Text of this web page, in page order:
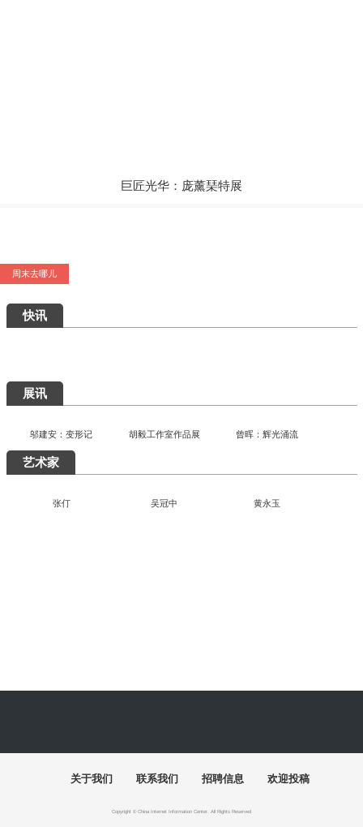
巨匠光华：庞薰琹特展
艺术5月，重磅展览扎堆来袭，有你想去的吗？
周末去哪儿
快讯
展讯
邬建安：变形记 胡毅工作室作品展 曾晖：辉光涌流
艺术家
张仃 吴冠中 黄永玉
关于我们 联系我们 招聘信息 欢迎投稿
Copyright © China Internet Information Center. All Rights Reserved